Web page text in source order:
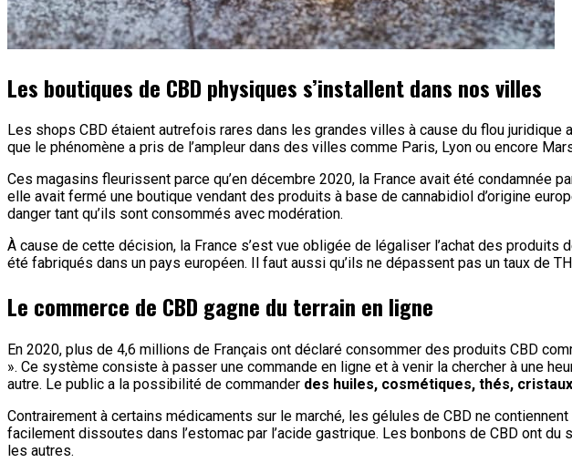
Les boutiques de CBD physiques s’installent dans nos villes
Les shops CBD étaient autrefois rares dans les grandes villes à cause du flou
que le phénomène a pris de l’ampleur dans des villes comme Paris, Lyon ou encore
Ces magasins fleurissent parce qu’en décembre 2020, la France avait été condamnée
elle avait fermé une boutique vendant des produits à base de cannabidiol d’origine
danger tant qu’ils sont consommés avec modération.
À cause de cette décision, la France s’est vue obligée de légaliser l’achat des produits
été fabriqués dans un pays européen. Il faut aussi qu’ils ne dépassent pas un taux de
Le commerce de CBD gagne du terrain en ligne
En 2020, plus de 4,6 millions de Français ont déclaré consommer des produits CBD
». Ce système consiste à passer une commande en ligne et à venir la chercher à une
autre. Le public a la possibilité de commander des huiles, cosmétiques, thés,
Contrairement à certains médicaments sur le marché, les gélules de CBD ne
facilement dissoutes dans l’estomac par l’acide gastrique. Les bonbons de CBD ont
les autres.